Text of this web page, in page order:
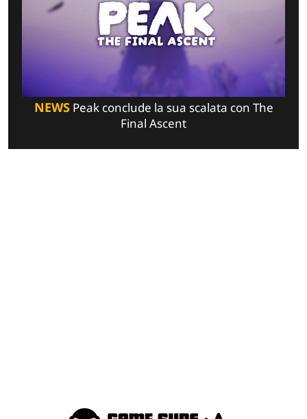
NEWSPeak conclude la sua scalata con The
Final Ascent